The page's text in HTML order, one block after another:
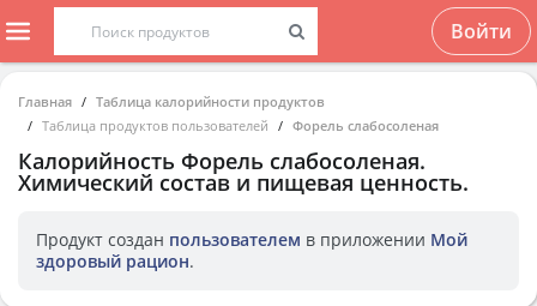
Войти
Главная
Таблица калорийности продуктов
Таблица продуктов пользователей
Форель слабосоленая
Калорийность Форель слабосоленая.
Химический состав и пищевая ценность.
Продукт создан пользователем в приложении Мой
здоровый рацион.